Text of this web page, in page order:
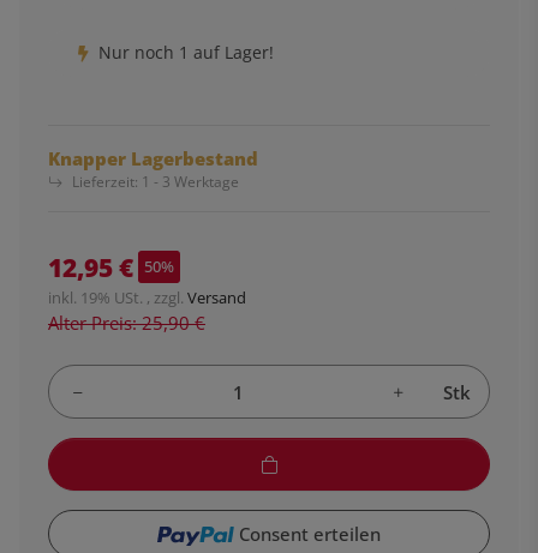
Nur noch 1 auf Lager!
Knapper Lagerbestand
Lieferzeit: 1 - 3 Werktage
12,95 € 50%
inkl. 19% USt. , zzgl. Versand
Alter Preis: 25,90 €
Stk
Consent erteilen